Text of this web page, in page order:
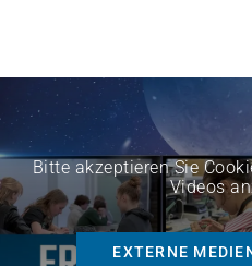
Bitte akzeptieren Sie
Videos
EXTERNE